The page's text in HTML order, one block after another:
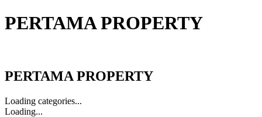
PERTAMA PROPERTY
PERTAMA PROPERTY
Loading categories...
Loading...